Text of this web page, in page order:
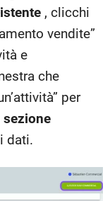
, clicchi
vendite”
e
che
per
dati.